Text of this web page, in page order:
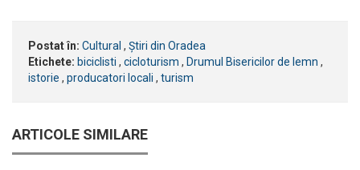
Postat în: Cultural , Știri din Oradea
Etichete: biciclisti , cicloturism , Drumul Bisericilor de lemn ,
istorie , producatori locali , turism
ARTICOLE SIMILARE